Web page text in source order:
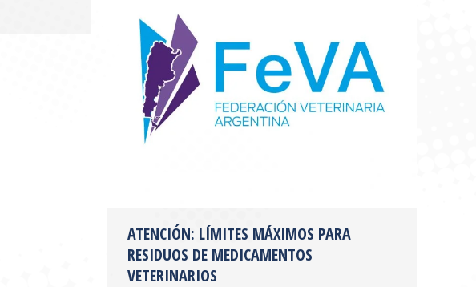
ATENCIÓN: LÍMITES MÁXIMOS PARA
RESIDUOS DE MEDICAMENTOS
VETERINARIOS